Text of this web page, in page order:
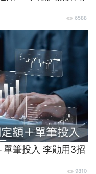
6588
筆投入 李勛用3招
9810